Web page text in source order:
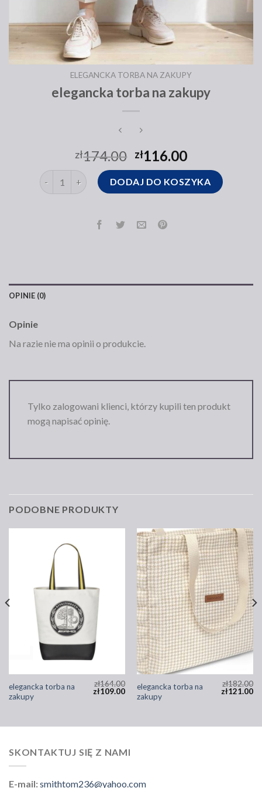
ELEGANCKA TORBA NA ZAKUPY
elegancka torba na zakupy
zł174.00 zł116.00
ilość elegancka torba na zakupyDODAJ DO KOSZYKA
OPINIE (0)
Opinie
Na razie nie ma opinii o produkcie.
Tylko zalogowani klienci, którzy kupili ten produkt
mogą napisać opinię.
PODOBNE PRODUKTY
elegancka torba na
zakupy
zł164.00
zł109.00
elegancka torba na
zakupy
zł182.00
zł121.00
SKONTAKTUJ SIĘ Z NAMI
E-mail:smithtom236@yahoo.com